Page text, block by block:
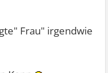
Frau" irgendwie